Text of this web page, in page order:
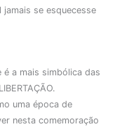
se esquecesse
a mais simbólica das
uma época de
nesta comemoração